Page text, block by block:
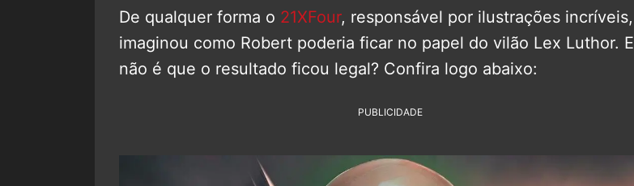
De qualquer forma o 21XFour, responsável por ilustrações incríveis,
imaginou como Robert poderia ficar no papel do vilão Lex Luthor. E
não é que o resultado ficou legal? Confira logo abaixo:
PUBLICIDADE